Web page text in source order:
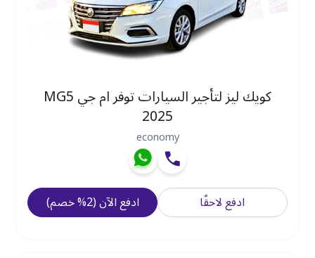
كويك ليز لتأجير السيارات توفر ام جي MG5
2025
economy
ادفع لاحقًا ادفع الآن(
2
%خصم)